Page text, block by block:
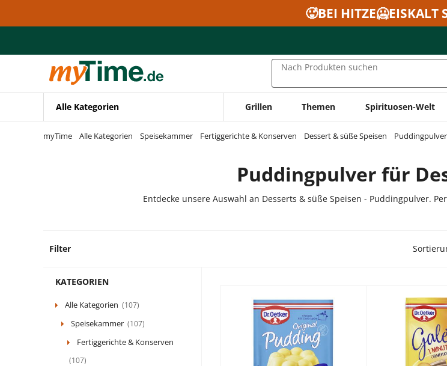
Zur Navigation springen
🥵BEI HITZE🥶EISKALT
Nach Produkten suchen
Alle Kategorien Grillen Themen Spirituosen-Welt
myTime Alle Kategorien Speisekammer Fertiggerichte & Konserven Dessert & süße Speisen Puddingpulver
Puddingpulver für
Entdecke unsere Auswahl an Desserts & süße Speisen - Puddingpulver.
Filter
KATEGORIEN
Alle Kategorien (107)
Speisekammer (107)
Fertiggerichte & Konserven
(107)